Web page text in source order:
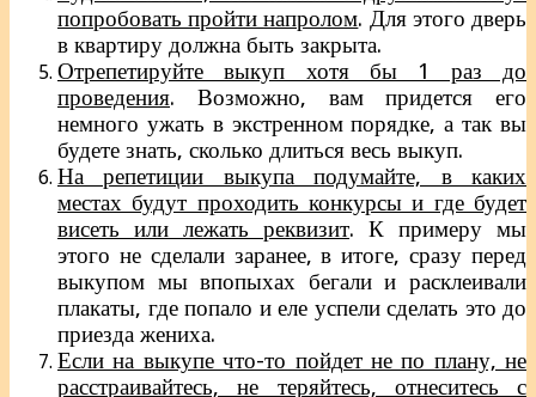
попробовать пройти напролом. Для этого дверь
в квартиру должна быть закрыта.
Отрепетируйте выкуп хотя бы 1 раз до
проведения. Возможно, вам придется его
немного ужать в экстренном порядке, а так вы
будете знать, сколько длиться весь выкуп.
На репетиции выкупа подумайте, в каких
местах будут проходить конкурсы и где будет
висеть или лежать реквизит. К примеру мы
этого не сделали заранее, в итоге, сразу перед
выкупом мы впопыхах бегали и расклеивали
плакаты, где попало и еле успели сделать это до
приезда жениха.
Если на выкупе что-то пойдет не по плану, не
расстраивайтесь, не теряйтесь, отнеситесь с